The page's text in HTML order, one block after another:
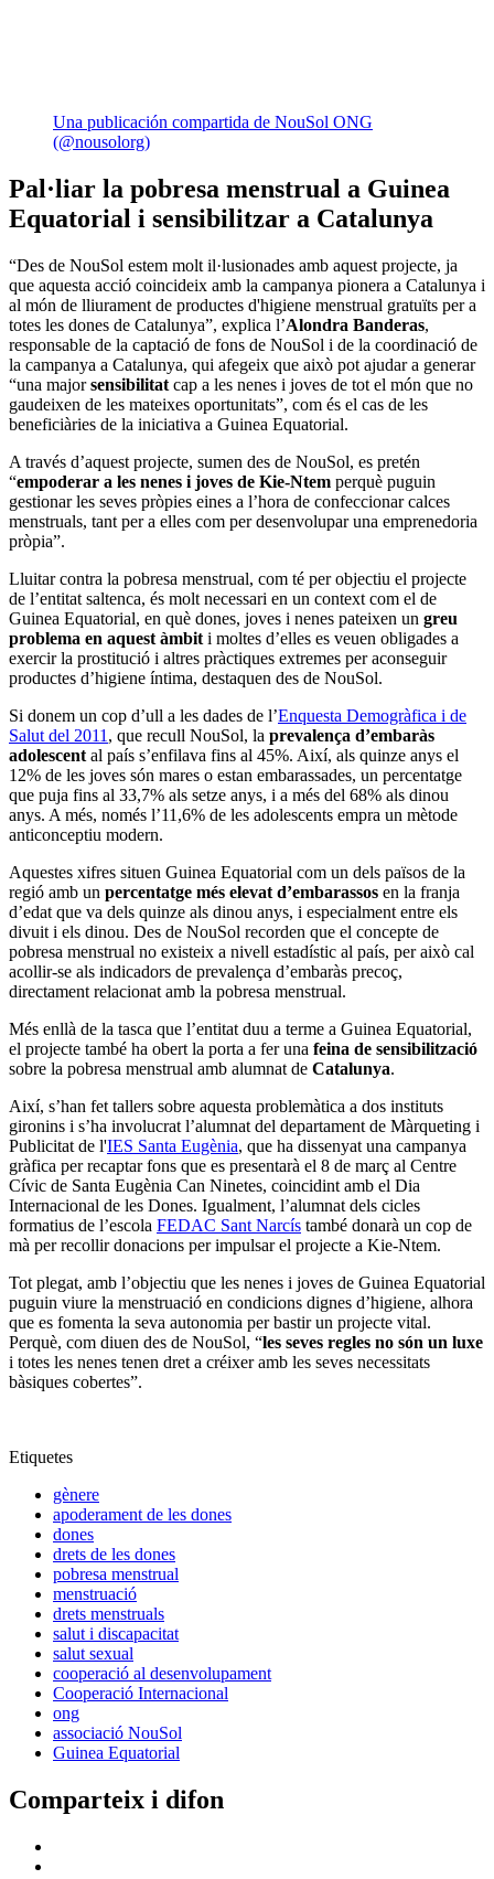
Una publicación compartida de NouSol ONG
(@nousolorg)
Pal·liar la pobresa menstrual a Guinea
Equatorial i sensibilitzar a Catalunya
“Des de NouSol estem molt il·lusionades amb aquest projecte, ja
que aquesta acció coincideix amb la campanya pionera a Catalunya i
al món de lliurament de productes d'higiene menstrual gratuïts per a
totes les dones de Catalunya”, explica l’Alondra Banderas,
responsable de la captació de fons de NouSol i de la coordinació de
la campanya a Catalunya, qui afegeix que això pot ajudar a generar
“una majorsensibilitat cap a les nenes i joves de tot el món que no
gaudeixen de les mateixes oportunitats”, com és el cas de les
beneficiàries de la iniciativa a Guinea Equatorial.
A través d’aquest projecte, sumen des de NouSol, es pretén
“empoderar a les nenes i joves de Kie-Ntem perquè puguin
gestionar les seves pròpies eines a l’hora de confeccionar calces
menstruals, tant per a elles com per desenvolupar una emprenedoria
pròpia”.
Lluitar contra la pobresa menstrual, com té per objectiu el projecte
de l’entitat saltenca, és molt necessari en un context com el de
Guinea Equatorial, en què dones, joves i nenes pateixen un greu
problema en aquest àmbit i moltes d’elles es veuen obligades a
exercir la prostitució i altres pràctiques extremes per aconseguir
productes d’higiene íntima, destaquen des de NouSol.
Si donem un cop d’ull a les dades de l’Enquesta Demogràfica i de
Salut del 2011 , que recull NouSol, la prevalença d’embaràs
adolescent al país s’enfilava fins al 45%. Així, als quinze anys el
12% de les joves són mares o estan embarassades, un percentatge
que puja fins al 33,7% als setze anys, i a més del 68% als dinou
anys. A més, només l’11,6% de les adolescents empra un mètode
anticonceptiu modern.
Aquestes xifres situen Guinea Equatorial com un dels països de la
regió amb un percentatge més elevat d’embarassos en la franja
d’edat que va dels quinze als dinou anys, i especialment entre els
divuit i els dinou. Des de NouSol recorden que el concepte de
pobresa menstrual no existeix a nivell estadístic al país, per això cal
acollir-se als indicadors de prevalença d’embaràs precoç,
directament relacionat amb la pobresa menstrual.
Més enllà de la tasca que l’entitat duu a terme a Guinea Equatorial,
el projecte també ha obert la porta a fer una feina de sensibilització
sobre la pobresa menstrual amb alumnat de Catalunya.
Així, s’han fet tallers sobre aquesta problemàtica a dos instituts
gironins i s’ha involucrat l’alumnat del departament de Màrqueting i
Publicitat de l'IES Santa Eugènia, que ha dissenyat una campanya
gràfica per recaptar fons que es presentarà el 8 de març al Centre
Cívic de Santa Eugènia Can Ninetes, coincidint amb el Dia
Internacional de les Dones. Igualment, l’alumnat dels cicles
formatius de l’escola FEDAC Sant Narcís també donarà un cop de
mà per recollir donacions per impulsar el projecte a Kie-Ntem.
Tot plegat, amb l’objectiu que les nenes i joves de Guinea Equatorial
puguin viure la menstruació en condicions dignes d’higiene, alhora
que es fomenta la seva autonomia per bastir un projecte vital.
Perquè, com diuen des de NouSol, “les seves regles no són un luxe
i totes les nenes tenen dret a créixer amb les seves necessitats
bàsiques cobertes”.
Etiquetes
gènere
apoderament de les dones
dones
drets de les dones
pobresa menstrual
menstruació
drets menstruals
salut i discapacitat
salut sexual
cooperació al desenvolupament
Cooperació Internacional
ong
associació NouSol
Guinea Equatorial
Comparteix i difon